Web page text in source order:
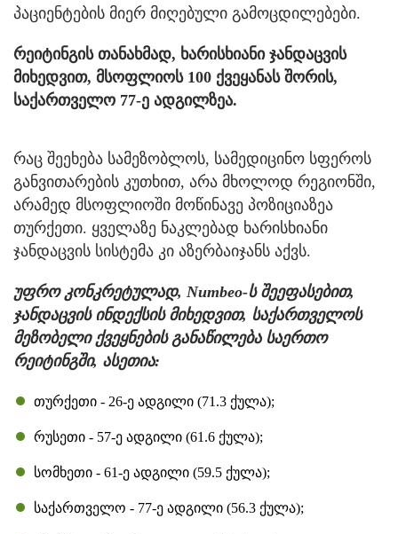
პაციენტების მიერ მიღებული გამოცდილებები.
რეიტინგის თანახმად, ხარისხიანი ჯანდაცვის
მიხედვით, მსოფლიოს 100 ქვეყანას შორის,
საქართველო 77-ე ადგილზეა.
რაც შეეხება სამეზობლოს, სამედიცინო სფეროს
განვითარების კუთხით, არა მხოლოდ რეგიონში,
არამედ მსოფლიოში მოწინავე პოზიციაზეა
თურქეთი. ყველაზე ნაკლებად ხარისხიანი
ჯანდაცვის სისტემა კი აზერბაიჯანს აქვს.
უფრო კონკრეტულად, Numbeo-ს შეეფასებით,
ჯანდაცვის ინდექსის მიხედვით, საქართველოს
მეზობელი ქვეყნების განაწილება საერთო
რეიტინგში, ასეთია:
თურქეთი - 26-ე ადგილი (71.3 ქულა);
რუსეთი - 57-ე ადგილი (61.6 ქულა);
სომხეთი - 61-ე ადგილი (59.5 ქულა);
საქართველო - 77-ე ადგილი (56.3 ქულა);